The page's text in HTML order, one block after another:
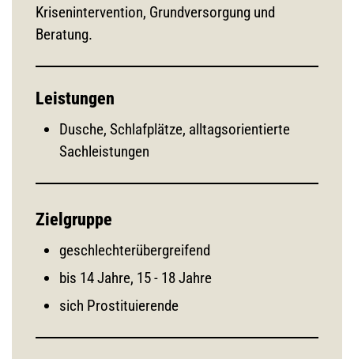
Krisenintervention, Grundversorgung und
Beratung.
Leistungen
Dusche, Schlafplätze, alltagsorientierte
Sachleistungen
Zielgruppe
geschlechterübergreifend
bis 14 Jahre, 15 - 18 Jahre
sich Prostituierende